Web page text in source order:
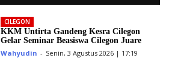
CILEGON
KKM Untirta Gandeng Kesra Cilegon
Gelar Seminar Beasiswa Cilegon Juare
Wahyudin - Senin, 3 Agustus 2026 | 17:19